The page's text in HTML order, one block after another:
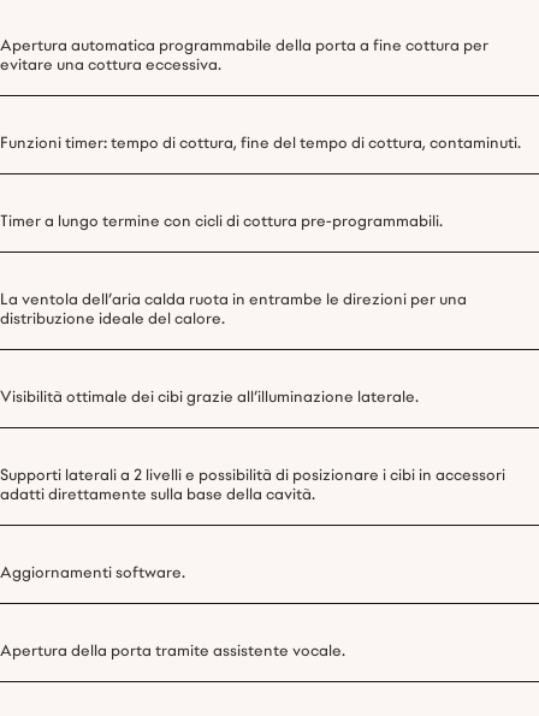
Apertura automatica programmabile della porta a fine cottura per
evitare una cottura eccessiva.
Funzioni timer: tempo di cottura, fine del tempo di cottura, contaminuti.
Timer a lungo termine con cicli di cottura pre-programmabili.
La ventola dell’aria calda ruota in entrambe le direzioni per una
distribuzione ideale del calore.
Visibilità ottimale dei cibi grazie all’illuminazione laterale.
Supporti laterali a 2 livelli e possibilità di posizionare i cibi in accessori
adatti direttamente sulla base della cavità.
Aggiornamenti software.
Apertura della porta tramite assistente vocale.